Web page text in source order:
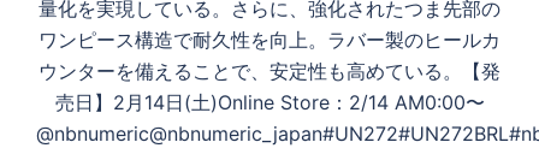
ン量化を実現している。さらに、強化されたつま先部の
ワンピース構造で耐久性を向上。ラバー製のヒールカ
ウンターを備えることで、安定性も高めている。【発
売日】2月14日(土)Online Store：2/14 AM0:00〜